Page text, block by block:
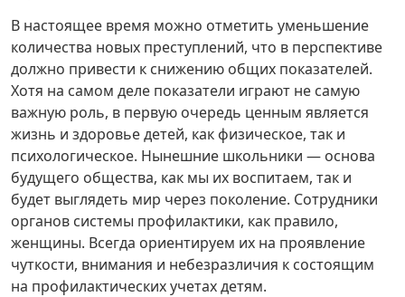
В настоящее время можно отметить уменьшение
количества новых преступлений, что в перспективе
должно привести к снижению общих показателей.
Хотя на самом деле показатели играют не самую
важную роль, в первую очередь ценным является
жизнь и здоровье детей, как физическое, так и
психологическое. Нынешние школьники — основа
будущего общества, как мы их воспитаем, так и
будет выглядеть мир через поколение. Сотрудники
органов системы профилактики, как правило,
женщины. Всегда ориентируем их на проявление
чуткости, внимания и небезразличия к состоящим
на профилактических учетах детям.